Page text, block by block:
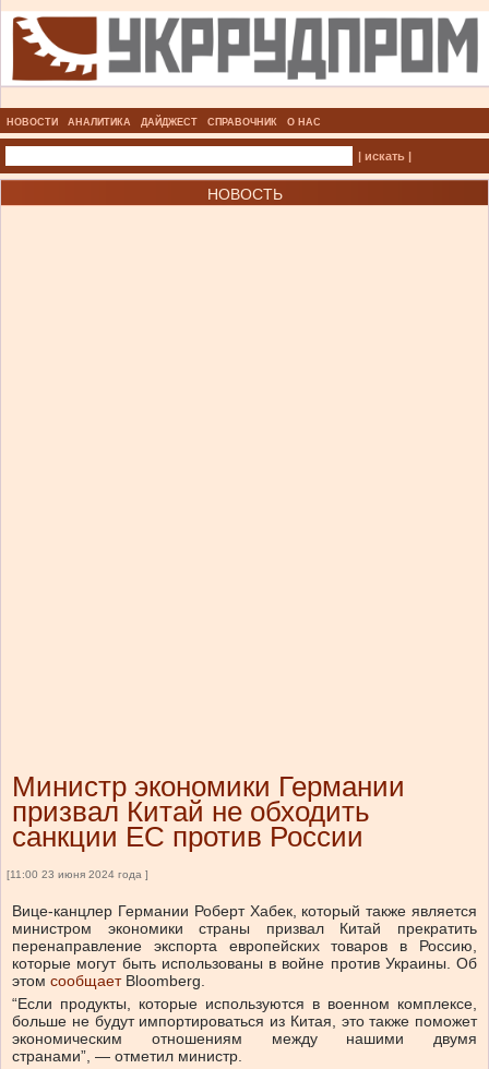
НОВОСТИ АНАЛИТИКА ДАЙДЖЕСТ СПРАВОЧНИК О НАС
| искать |
НОВОСТЬ
Министр экономики Германии
призвал Китай не обходить
санкции ЕС против России
[11:00 23 июня 2024 года ]
Вице-канцлер Германии Роберт Хабек, который также является
министром экономики страны призвал Китай прекратить
перенаправление экспорта европейских товаров в Россию,
которые могут быть использованы в войне против Украины. Об
этом сообщаетBloomberg.
“Если продукты, которые используются в военном комплексе,
больше не будут импортироваться из Китая, это также поможет
экономическим отношениям между нашими двумя
странами”, — отметил министр.